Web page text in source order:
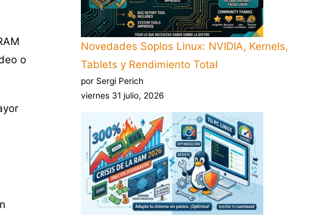
o
Novedades Soplos Linux: NVIDIA, Kernels,
Tablets y Rendimiento Total
por Sergi Perich
viernes 31 julio, 2026